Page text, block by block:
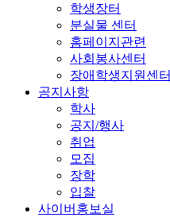
학생장터
분실물 센터
홈페이지관련
사회봉사센터
장애학생지원센터
공지사항
학사
공지/행사
취업
모집
장학
입찰
사이버홍보실